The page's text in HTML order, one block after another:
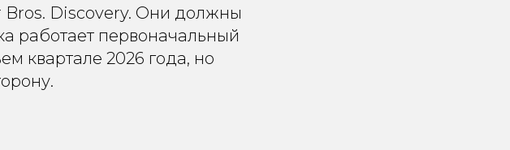
Bros. Discovery. Они должны
работает первоначальный
квартале 2026 года, но